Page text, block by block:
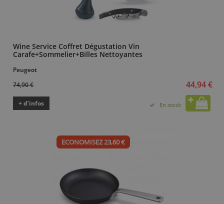
Wine Service Coffret Dégustation Vin
Carafe+Sommelier+Billes Nettoyantes
Peugeot
74,90 €
44,94 €
+ d’infos En stock
ECONOMISEZ 23,60 €